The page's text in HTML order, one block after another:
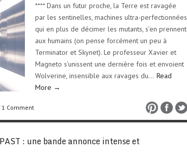
**** Dans un futur proche, la Terre est ravagée
par les sentinelles, machines ultra-perfectionnées
qui en plus de décimer les mutants, s’en prennent
aux humains (on pense forcément un peu à
Terminator et Skynet). Le professeur Xavier et
Magneto s’unissent une dernière fois et envoient
Wolverine, insensible aux ravages du… Read
More →
1 Comment
: une bande annonce intense et